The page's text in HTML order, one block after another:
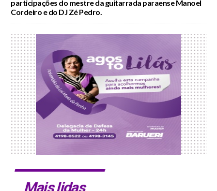
participações do mestre da guitarrada paraense Manoel
Cordeiro e do DJ Zé Pedro.
Mais lidas